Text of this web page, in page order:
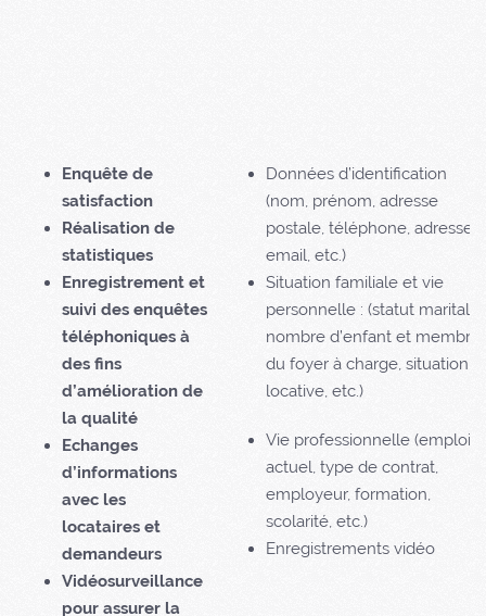
Enquête de
satisfaction
Réalisation de
statistiques
Enregistrement et
suivi des enquêtes
téléphoniques à
des fins
d’amélioration de
la qualité
Echanges
d’informations
avec les
locataires et
demandeurs
Vidéosurveillance
pour assurer la
Données d’identification
(nom, prénom, adresse
postale, téléphone, adresse
email, etc.)
Situation familiale et vie
personnelle : (statut marital,
nombre d’enfant et membre
du foyer à charge, situation
locative, etc.)
Vie professionnelle (emploi
actuel, type de contrat,
employeur, formation,
scolarité, etc.)
Enregistrements vidéo